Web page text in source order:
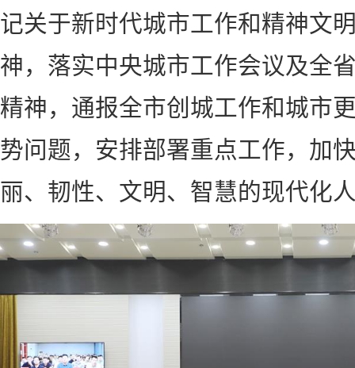
记关于新时代城市工作和精神文
神，落实中央城市工作会议及全
精神，通报全市创城工作和城市
势问题，安排部署重点工作，加
丽、韧性、文明、智慧的现代化